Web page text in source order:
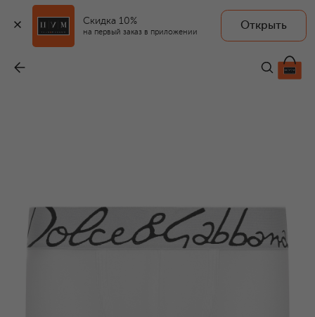
Скидка 10%
на первый заказ в приложении
Открыть
12 300 ₽